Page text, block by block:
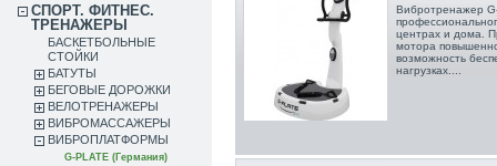
СПОРТ. ФИТНЕС.
ТРЕНАЖЕРЫ
БАСКЕТБОЛЬНЫЕ
СТОЙКИ
БАТУТЫ
БЕГОВЫЕ ДОРОЖКИ
ВЕЛОТРЕНАЖЕРЫ
ВИБРОМАССАЖЕРЫ
ВИБРОПЛАТФОРМЫ
G-PLATE (Германия)
Вибротренажер
центрах и дома.
мотора
возможность
нагрузках....